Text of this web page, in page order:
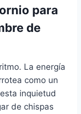
para
de
La energía
como un
inquietud
de chispas